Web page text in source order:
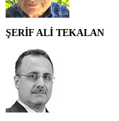
ŞERİF ALİ TEKALAN